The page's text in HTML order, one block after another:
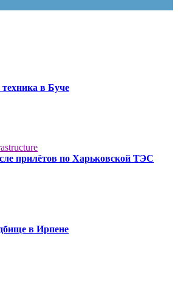
в Буче
прилётов по Харьковской ТЭС
в Ирпене